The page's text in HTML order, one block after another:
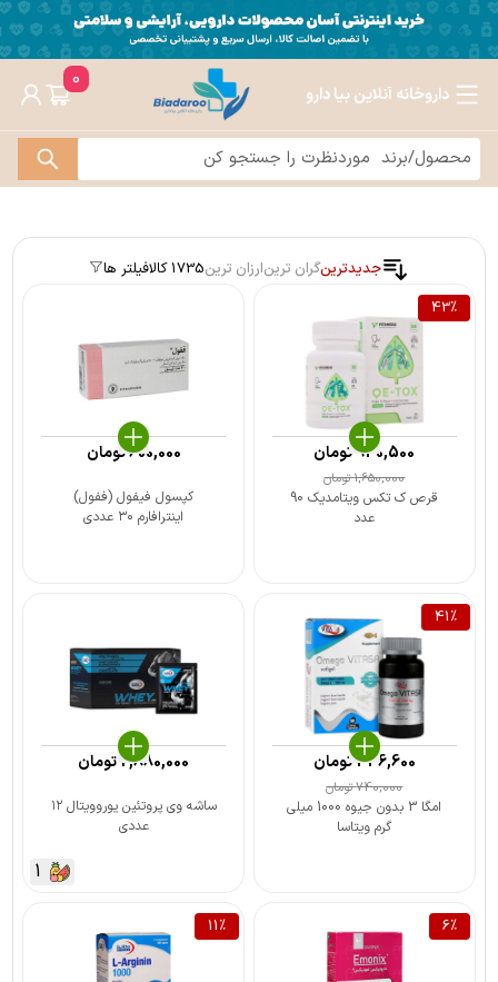
داروخانه آنلاین بیا دارو
0
جدیدترینگران ترینارزان ترین1735 کالا
فیلتر ها
43%
قرص ک تکس ویتامدیک 90
عدد
1,650,000تومان
940,500تومان
کپسول فیفول (ففول)
اینترافارم ۳۰ عددی
600,000تومان
41%
امگا 3 بدون جیوه 1000 میلی
گرم ویتاسا
740,000تومان
436,600تومان
ساشه وی پروتئین یوروویتال ۱۲
عددی
2,880,000تومان
1
6%
11%